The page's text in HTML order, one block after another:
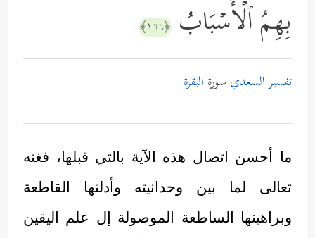
بِهِمُ ٱلۡأَسۡبَابُ ﴿١٦٦﴾
تفسير السعدي سورة البقرة
ما أحسن اتصال هذه الآية بالتي قبلها، فغنه
تعالى لما بين وحدانيته وأدلتها القاطعة
وبراهينها الساطعة الموصولة إل علم اليقين